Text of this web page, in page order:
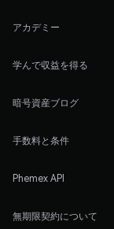
アカデミー
学んで収益を得る
暗号資産ブログ
手数料と条件
Phemex API
無期限契約について